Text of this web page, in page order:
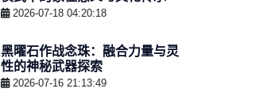
2026-07-18 04:20:18
黑曜石作战念珠：融合力量与灵
性的神秘武器探索
2026-07-16 21:13:49